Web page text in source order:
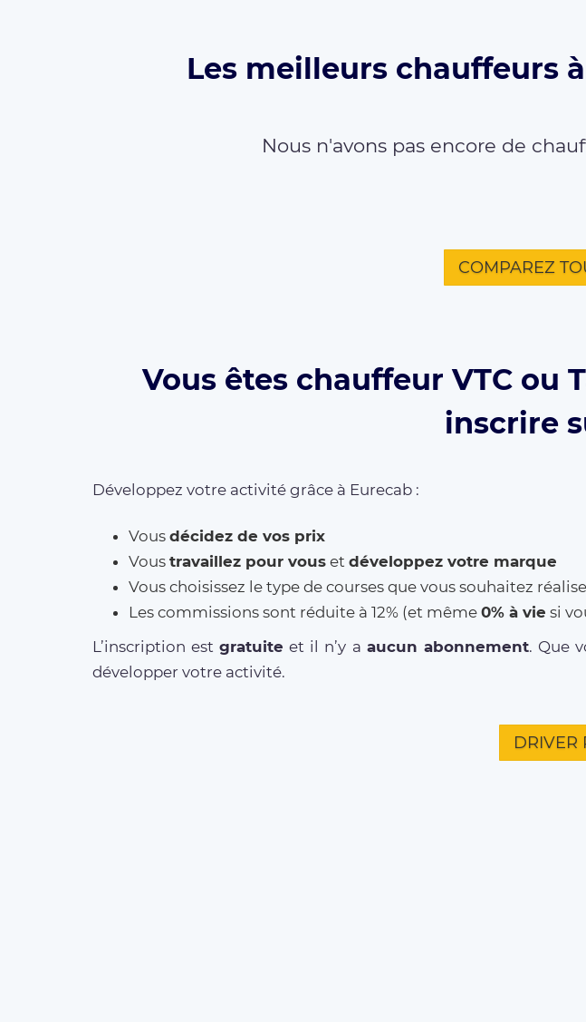
Les meilleurs chauffeurs
Nous n'avons pas encore de
COMPAREZ
Vous êtes chauffeur VTC ou
inscrire
Développez votre activité grâce à Eurecab :
Vous décidez de vos prix
Vous travaillez pour vous et développez votre marque
Vous choisissez le type de courses que vous souhaitez
Les commissions sont réduite à 12% (et même 0% à vie si
L’inscription estgratuite et il n’y a aucun abonnement. Que
développer votre activité.
DRIVER